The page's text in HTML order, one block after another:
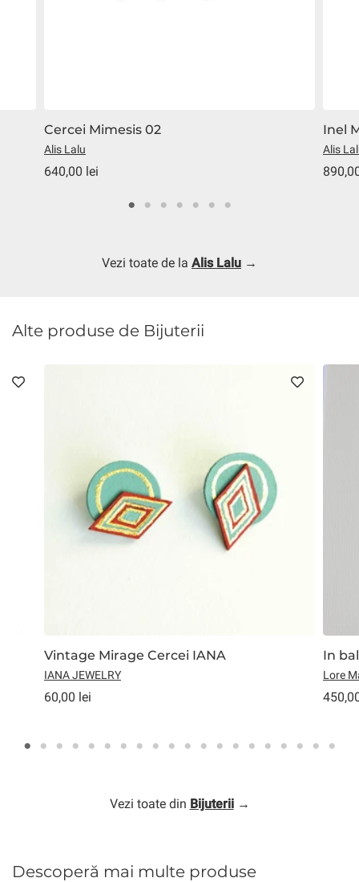
Cercei Mimesis 02
Alis Lalu
640,00 lei
Inel
Alis
Vezi toate de la Alis Lalu →
Alte produse de Bijuterii
Vintage Mirage Cercei IANA
IANA JEWELRY
60,00 lei
In
Lore
Vezi toate din Bijuterii→
Descoperă mai multe produse